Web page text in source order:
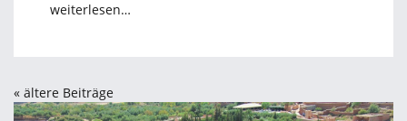
weiterlesen…
« ältere Beiträge